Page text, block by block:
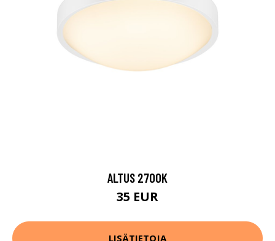
ALTUS 2700K
35 EUR
LISÄTIETOJA